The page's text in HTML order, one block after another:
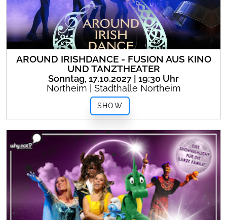
AROUND IRISHDANCE - FUSION AUS KINO
UND TANZTHEATER
Sonntag, 17.10.2027 | 19:30 Uhr
Northeim | Stadthalle Northeim
SHOW